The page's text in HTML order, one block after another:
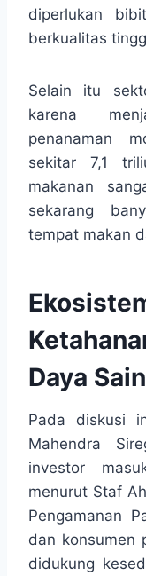
diperlukan
berkualitas
Selain itu
karena
penanaman
sekitar 7,1
makanan
sekarang
tempat makan
Daya
Pada diskusi
Mahendra
investor
menurut Staf
Pengamanan
dan konsumen
didukung